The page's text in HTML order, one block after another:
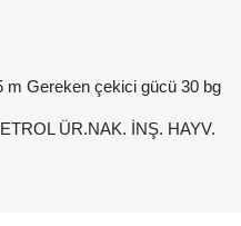
m Gereken çekici gücü 30 bg
ÜR.NAK. İNŞ. HAYV.